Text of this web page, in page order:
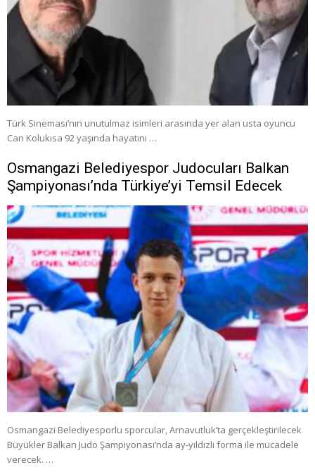
Türk Sineması’nın unutulmaz isimleri arasında yer alan usta oyuncu
Can Kolukısa 92 yaşında hayatını …
Osmangazi Belediyespor Judocuları Balkan
Şampiyonası’nda Türkiye’yi Temsil Edecek
Osmangazi Belediyesporlu sporcular, Arnavutluk’ta gerçekleştirilecek
Büyükler Balkan Judo Şampiyonası’nda ay-yıldızlı forma ile mücadele
verecek. …